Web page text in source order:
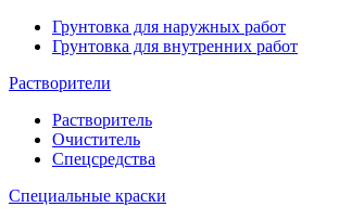
Грунтовка для наружных работ
Грунтовка для внутренних работ
Растворители
Растворитель
Очиститель
Спецсредства
Специальные краски